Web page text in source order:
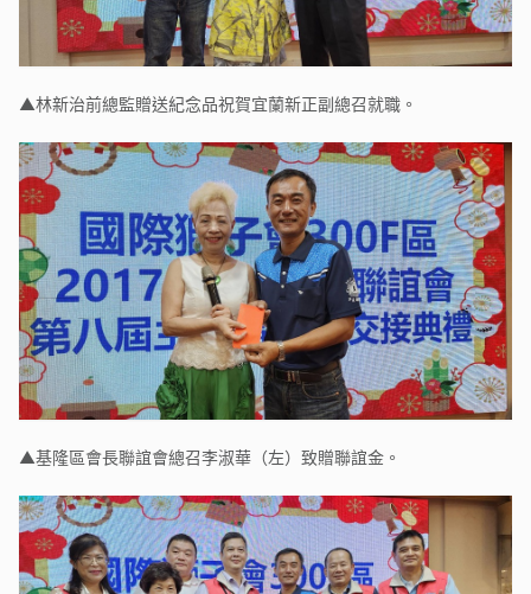
▲林新治前總監贈送紀念品祝賀宜蘭新正副總召就職。
▲基隆區會長聯誼會總召李淑華（左）致贈聯誼金。